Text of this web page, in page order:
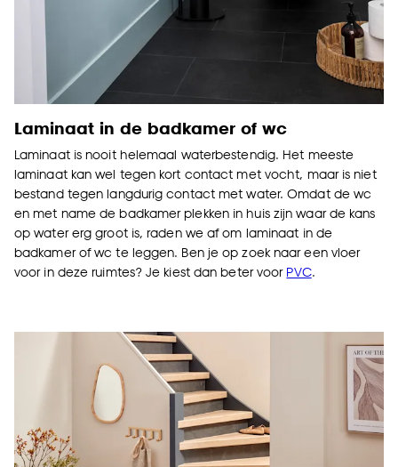
Goed om te weten is dat je deze keuze altijd nog
kan aanpassen, bekijk hiervoor onze
cookieverklaring
Laminaat in de badkamer of wc
Laminaat is nooit helemaal waterbestendig. Het meeste
laminaat kan wel tegen kort contact met vocht, maar is niet
bestand tegen langdurig contact met water. Omdat de wc
en met name de badkamer plekken in huis zijn waar de kans
op water erg groot is, raden we af om laminaat in de
badkamer of wc te leggen. Ben je op zoek naar een vloer
voor in deze ruimtes? Je kiest dan beter voor PVC.